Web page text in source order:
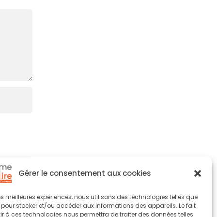
Gérer le consentement aux cookies
meilleures expériences, nous utilisons des technologies telles que
stocker et/ou accéder aux informations des appareils. Le fait
à ces technologies nous permettra de traiter des données telles